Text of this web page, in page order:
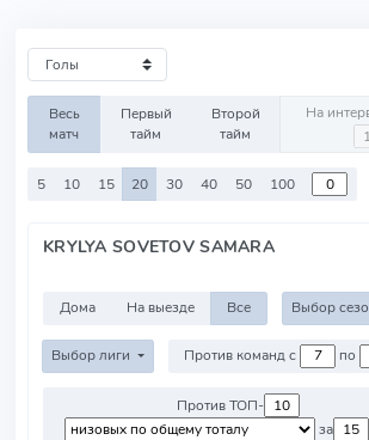
Весь
матч
Первый
тайм
Второй
тайм
5 10 15 20 30 40 50 100
KRYLYA SOVETOV SAMARA
Дома На выезде Все Выбор
Выбор лиги Против команд с по
Против ТОП-
за